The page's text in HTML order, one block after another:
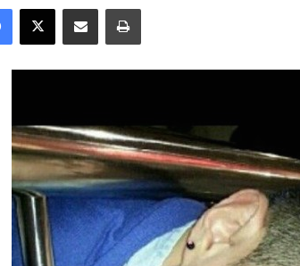
이메일